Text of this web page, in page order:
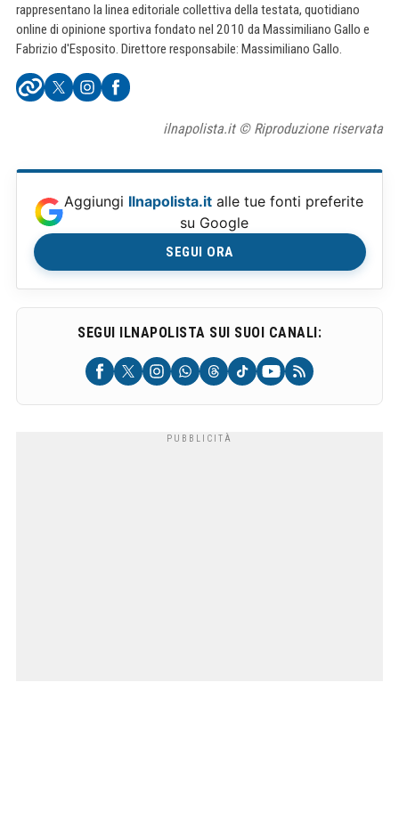
rappresentano la linea editoriale collettiva della testata, quotidiano
online di opinione sportiva fondato nel 2010 da Massimiliano Gallo e
Fabrizio d'Esposito. Direttore responsabile: Massimiliano Gallo.
ilnapolista.it © Riproduzione riservata
Aggiungi Ilnapolista.it alle tue fonti preferite
su Google
SEGUI ORA
SEGUI ILNAPOLISTA SUI SUOI CANALI: